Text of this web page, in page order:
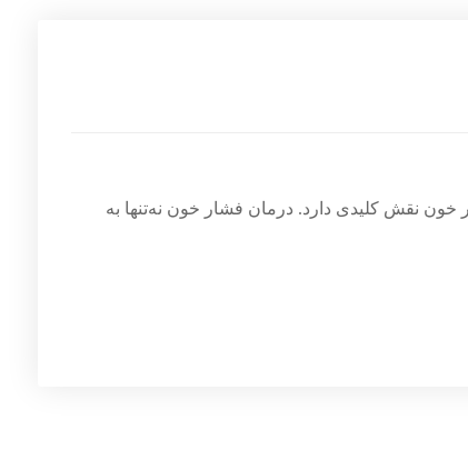
نقش کلیدی دارد. درمان فشار خون نه‌تنها به